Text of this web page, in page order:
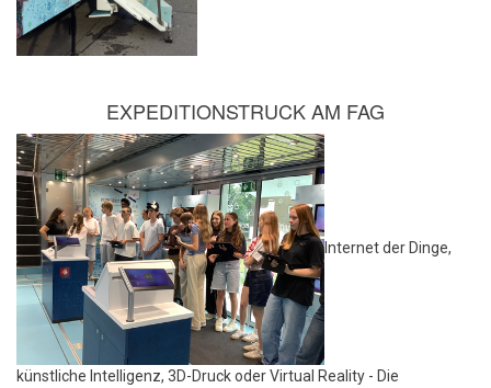
EXPEDITIONSTRUCK AM FAG
Internet der Dinge,
künstliche Intelligenz, 3D-Druck oder Virtual Reality - Die